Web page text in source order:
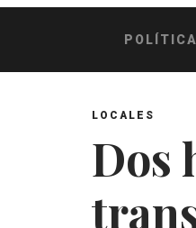
POLÍTICA
LOCALES
Dos